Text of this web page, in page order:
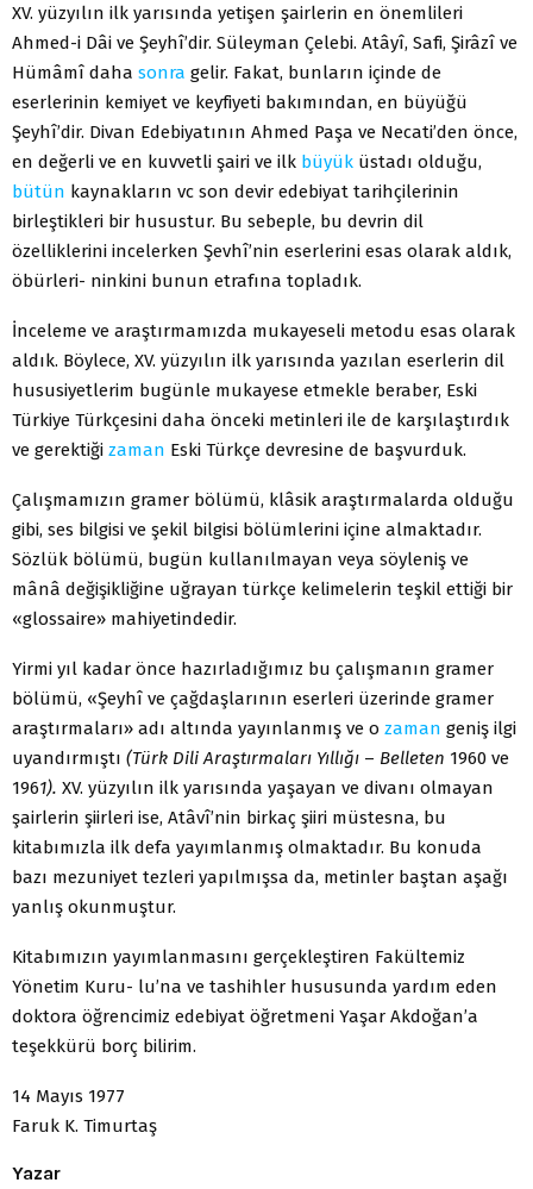
XV. yüzyılın ilk yarısında yetişen şairlerin en önemlileri
Ahmed-i Dâi ve Şeyhî’dir. Süleyman Çelebi. Atâyî, Safi, Şirâzî ve
Hümâmî daha sonra ge­lir. Fakat, bunların içinde de
eserlerinin kemiyet ve keyfiyeti bakımından, en büyüğü
Şeyhî’dir. Divan Edebiyatının Ahmed Paşa ve Necati’den önce,
en değerli ve en kuvvetli şairi ve ilk büyük üstadı olduğu,
bütün kaynakların vc son devir edebiyat tarihçilerinin
birleştikleri bir husustur. Bu sebeple, bu dev­rin dil
özelliklerini incelerken Şevhî’nin eserlerini esas olarak aldık,
öbürleri- ninkini bunun etrafına topladık.
İnceleme ve araştırmamızda mukayeseli metodu esas olarak
aldık. Böy­lece, XV. yüzyılın ilk yarısında yazılan eserlerin dil
hususiyetlerim bugünle mukayese etmekle beraber, Eski
Türkiye Türkçesini daha önceki metinleri ile de karşılaştırdık
ve gerektiği zaman Eski Türkçe devresine de başvurduk.
Çalışmamızın gramer bölümü, klâsik araştırmalarda olduğu
gibi, ses bilgisi ve şekil bilgisi bölümlerini içine almaktadır.
Sözlük bölümü, bugün kullanılmayan veya söyleniş ve
mânâ değişikliğine uğrayan türkçe kelimele­rin teşkil ettiği bir
«glossaire» mahiyetindedir.
Yirmi yıl kadar önce hazırladığımız bu çalışmanın gramer
bölümü, «Şey­hî ve çağdaşlarının eserleri üzerinde gramer
araştırmaları» adı altında ya­yınlanmış ve o zaman geniş ilgi
uyandırmıştı (Türk Dili Araştırmaları Yıllığı – Belleten 1960 ve
1961). XV. yüzyılın ilk yarısında yaşayan ve divanı olmayan
şairlerin şiirleri ise, Atâvî’nin birkaç şiiri müstesna, bu
kitabımızla ilk defa yayımlanmış olmaktadır. Bu konuda
bazı mezuniyet tezleri yapılmışsa da, metinler baştan aşağı
yanlış okunmuştur.
Kitabımızın yayımlanmasını gerçekleştiren Fakültemiz
Yönetim Kuru- lu’na ve tashihler hususunda yardım eden
doktora öğrencimiz edebiyat öğ­retmeni Yaşar Akdoğan’a
teşekkürü borç bilirim.
14 Mayıs 1977
Faruk K. Timurtaş
Yazar